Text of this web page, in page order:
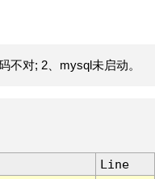
不对; 2、mysql未启动。
Line